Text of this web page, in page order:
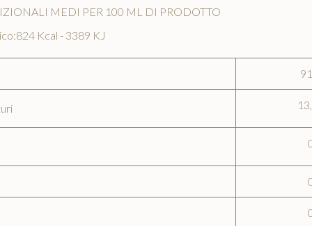
MEDI PER 100 ML DI PRODOTTO
Kcal - 3389 KJ